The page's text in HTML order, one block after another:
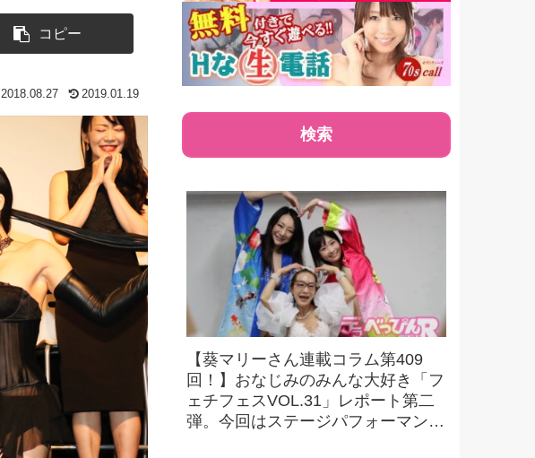
コピー
2018.08.27 2019.01.19
検索
【葵マリーさん連載コラム第409
回！】おなじみのみんな大好き「フ
ェチフェスVOL.31」レポート第二
弾。今回はステージパフォーマンス